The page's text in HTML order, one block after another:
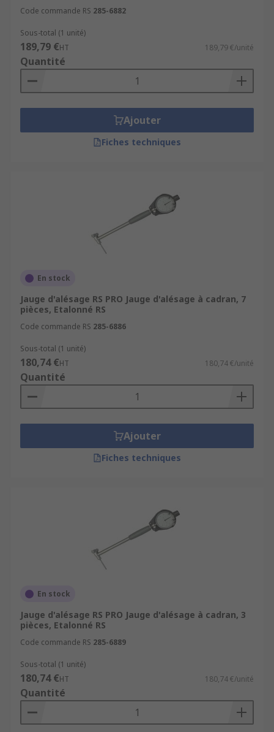
Code commande RS 285-6882
Sous-total (1 unité)
189,79 €HT 189,79 €/unité
Quantité
Ajouter
Fiches techniques
En stock
Jauge d'alésage RS PRO Jauge d'alésage à cadran, 7
pièces, Etalonné RS
Code commande RS 285-6886
Sous-total (1 unité)
180,74 €HT 180,74 €/unité
Quantité
Ajouter
Fiches techniques
En stock
Jauge d'alésage RS PRO Jauge d'alésage à cadran, 3
pièces, Etalonné RS
Code commande RS 285-6889
Sous-total (1 unité)
180,74 €HT 180,74 €/unité
Quantité